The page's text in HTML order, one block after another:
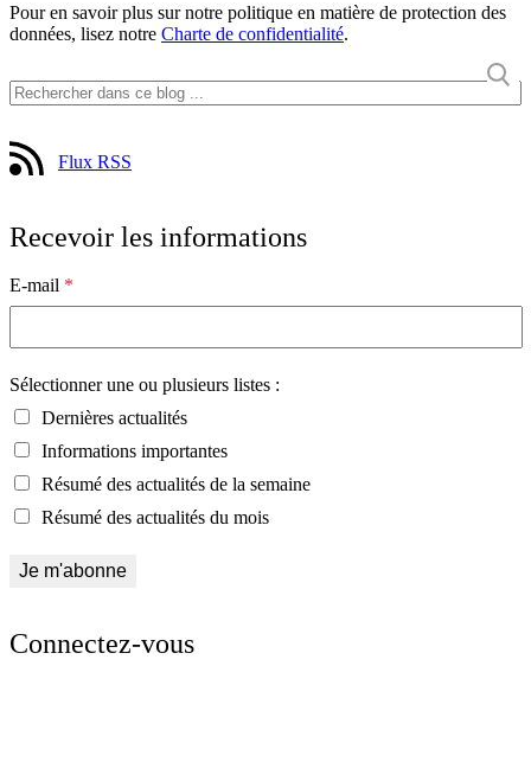
Pour en savoir plus sur notre politique en matière de protection des
données, lisez notre Charte de confidentialité.
Flux RSS
Recevoir les informations
E-mail *
Sélectionner une ou plusieurs listes :
Dernières actualités
Informations importantes
Résumé des actualités de la semaine
Résumé des actualités du mois
Connectez-vous